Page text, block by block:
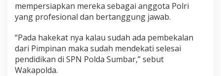
o
l
i
G
e
mempersiapkan mereka sebagai anggota Polri
yang profesional dan bertanggung jawab.
“Pada hakekat nya kalau sudah ada pembekalan
dari Pimpinan maka sudah mendekati selesai
pendidikan di SPN Polda Sumbar,” sebut
Wakapolda.